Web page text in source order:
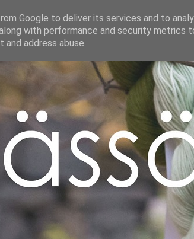
Google to deliver its services and to
with performance and security metrics
address abuse.